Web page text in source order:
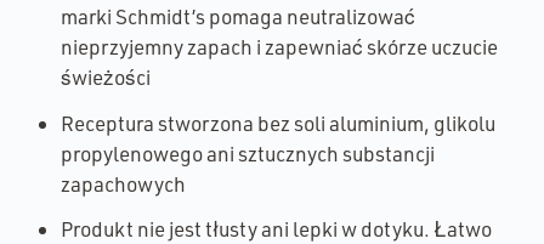
marki Schmidt’s pomaga neutralizować
nieprzyjemny zapach i zapewniać skórze uczucie
świeżości
Receptura stworzona bez soli aluminium, glikolu
propylenowego ani sztucznych substancji
zapachowych
Produkt nie jest tłusty ani lepki w dotyku. Łatwo